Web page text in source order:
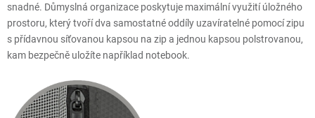
snadné. Důmyslná organizace poskytuje maximální využití úložného
prostoru, který tvoří dva samostatné oddíly uzavíratelné pomocí zipu
s přídavnou síťovanou kapsou na zip a jednou kapsou polstrovanou,
kam bezpečně uložíte například notebook.